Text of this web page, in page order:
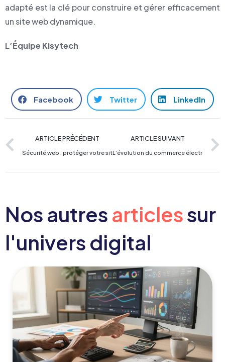
adapté est la clé pour construire et gérer efficacement
un site web dynamique.
L’Équipe Kisytech
Facebook Twitter LinkedIn
ARTICLE PRÉCÉDENT
Sécurité web : protéger votre site et les données de vos utilisateurs
ARTICLE SUIVANT
L’évolution du commerce électronique
Nos autresarticlessur
l'univers digital